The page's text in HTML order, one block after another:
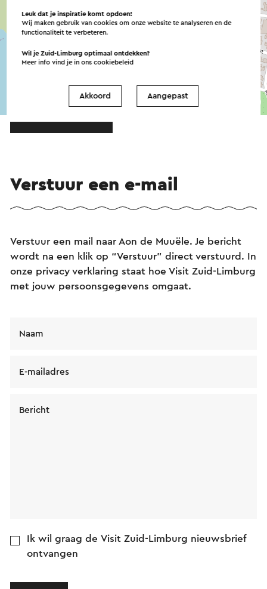
©
Verstuur een e-mail
Verstuur een mail naar Aon de Muuële. Je bericht
wordt na een klik op “Verstuur” direct verstuurd. In
onze privacy verklaring staat hoe Visit Zuid-Limburg
met jouw persoonsgegevens omgaat.
Naam
E-mailadres
Bericht
Ik wil graag de Visit Zuid-Limburg nieuwsbrief
ontvangen
Leuk dat je inspiratie komt opdoen!
Wij maken gebruik van cookies om onze website te analyseren en de
functionaliteit te verbeteren.
Wil je Zuid-Limburg optimaal ontdekken?
Meer info vind je in onscookiebeleid
Akkoord Aangepast